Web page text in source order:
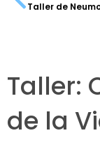
Taller:
de la